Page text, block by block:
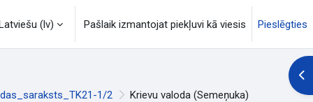
‎(lv)‎ Pašlaik izmantojat piekļuvi kā viesis Pieslēgties
1/2 Krievu valoda (Semeņuka)